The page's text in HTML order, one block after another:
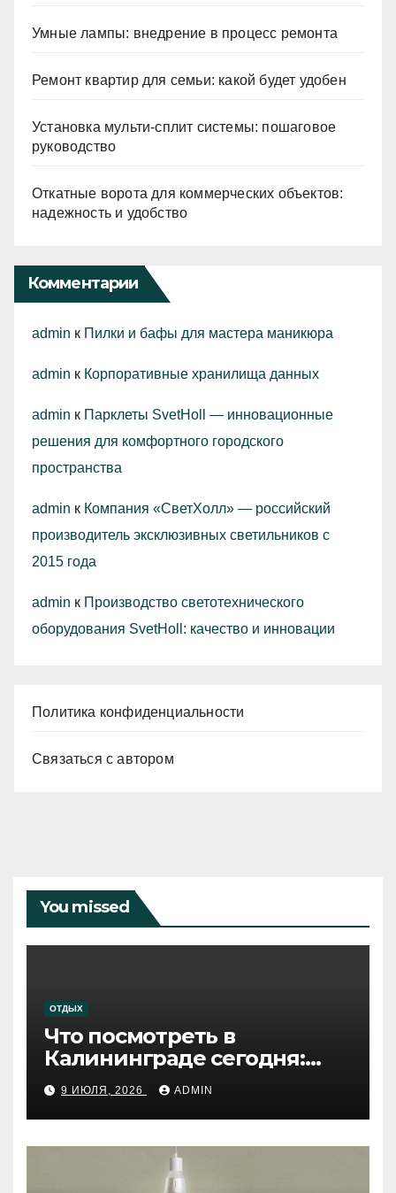
Умные лампы: внедрение в процесс ремонта
Ремонт квартир для семьи: какой будет удобен
Установка мульти-сплит системы: пошаговое
руководство
Откатные ворота для коммерческих объектов:
надежность и удобство
Комментарии
admin к Пилки и бафы для мастера маникюра
admin к Корпоративные хранилища данных
admin к Парклеты SvetHoll — инновационные
решения для комфортного городского
пространства
admin к Компания «СветХолл» — российский
производитель эксклюзивных светильников с
2015 года
admin к Производство светотехнического
оборудования SvetHoll: качество и инновации
Политика конфиденциальности
Связаться с автором
You missed
ОТДЫХ
Что посмотреть в
Калининграде сегодня:
путеводитель по самому
западному городу России
9 ИЮЛЯ, 2026 ADMIN